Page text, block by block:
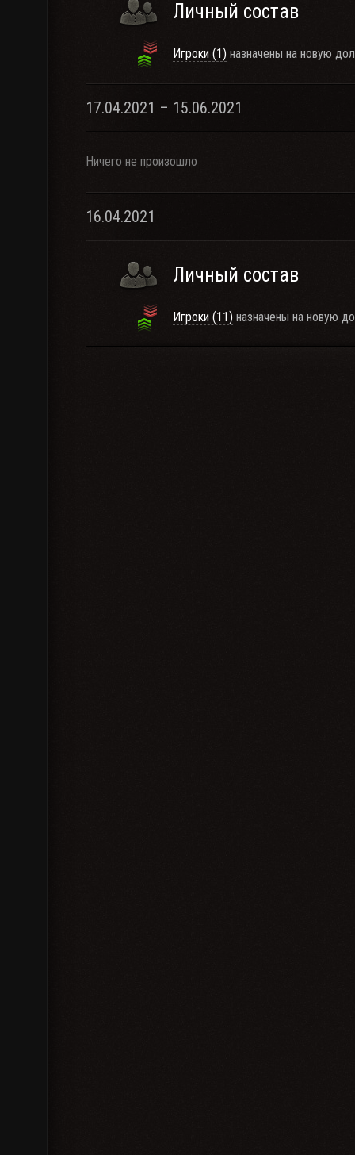
Личный состав
Игроки (1) назначены на новую
17.04.2021 – 15.06.2021
Ничего не произошло
16.04.2021
Личный состав
Игроки (11) назначены на новую